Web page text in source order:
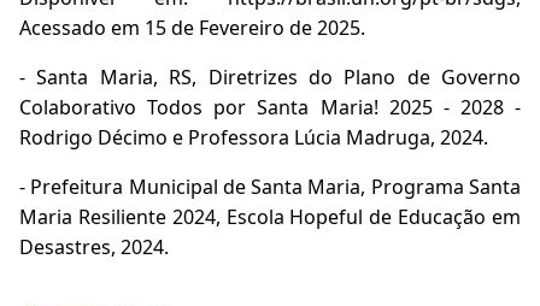
Acessado em 15 de Fevereiro de 2025.
- Santa Maria, RS, Diretrizes do Plano de Governo
Colaborativo Todos por Santa Maria! 2025 - 2028 -
Rodrigo Décimo e Professora Lúcia Madruga, 2024.
- Prefeitura Municipal de Santa Maria, Programa Santa
Maria Resiliente 2024, Escola Hopeful de Educação em
Desastres, 2024.